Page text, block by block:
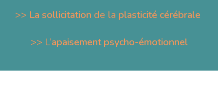
>> La sollicitation de la plasticité cérébrale
>> L’apaisementpsycho-émotionnel